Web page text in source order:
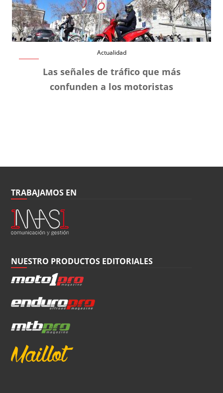
Actualidad
Las señales de tráfico que más
confunden a los motoristas
TRABAJAMOS EN
NUESTRO PRODUCTOS EDITORIALES